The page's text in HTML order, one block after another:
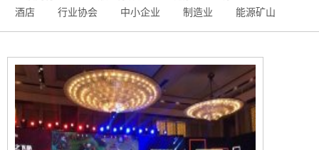
酒店
行业协会 中小企业 制造业 能源矿山